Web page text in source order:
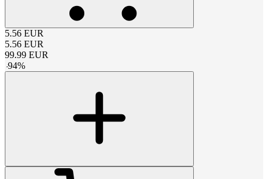
5.56 EUR
5.56 EUR
99.99 EUR
-94%